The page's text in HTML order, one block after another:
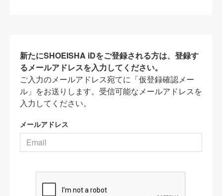
新たにSHOEISHA iDをご登録される方は、登録す
るメールアドレスを入力してください。
ご入力のメールアドレス宛てに「仮登録確認メー
ル」をお送りします。受信可能なメールアドレスを
入力してください。
メールアドレス